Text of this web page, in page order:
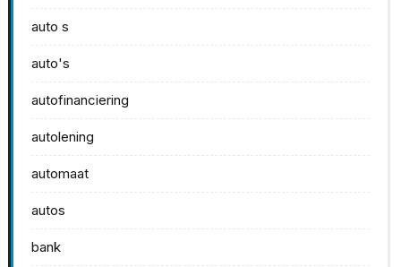
auto s
auto's
autofinanciering
autolening
automaat
autos
bank